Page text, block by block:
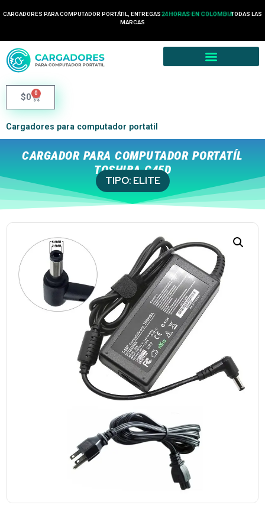
CARGADORES PARA COMPUTADOR PORTÁTIL, ENTREGAS 24 HORAS EN COLOMBIATODAS LAS
MARCAS
$0 0
Cargadores para computador portatil
CARGADOR PARA COMPUTADOR PORTATÍL
TOSHIBA C45D
TIPO: ELITE